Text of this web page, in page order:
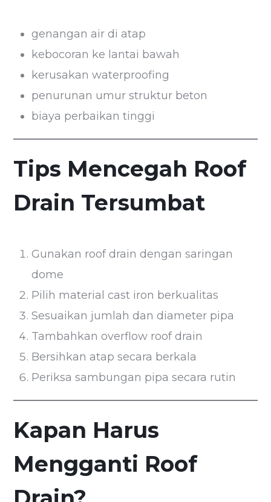
genangan air di atap
kebocoran ke lantai bawah
kerusakan waterproofing
penurunan umur struktur beton
biaya perbaikan tinggi
Tips Mencegah Roof
Drain Tersumbat
Gunakan roof drain dengan saringan
dome
Pilih material cast iron berkualitas
Sesuaikan jumlah dan diameter pipa
Tambahkan overflow roof drain
Bersihkan atap secara berkala
Periksa sambungan pipa secara rutin
Kapan Harus
Mengganti Roof